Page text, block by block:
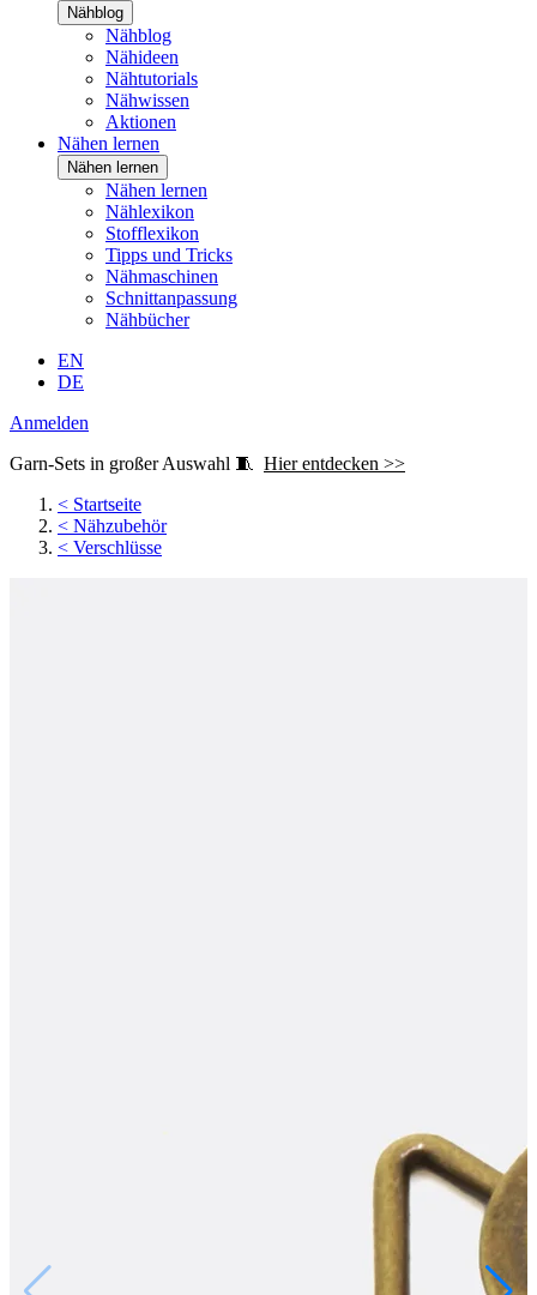
Nähblog
Nähblog
Nähideen
Nähtutorials
Nähwissen
Aktionen
Nähen lernen
Nähen lernen
Nähen lernen
Nählexikon
Stofflexikon
Tipps und Tricks
Nähmaschinen
Schnittanpassung
Nähbücher
EN
DE
Anmelden
Garn-Sets in großer Auswahl 🧵 Hier entdecken >>
< Startseite
< Nähzubehör
< Verschlüsse